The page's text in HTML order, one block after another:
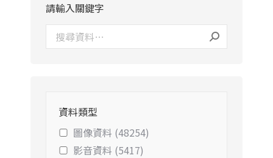
請輸入關鍵字
資料類型
圖像資料 (48254)
影音資料 (5417)